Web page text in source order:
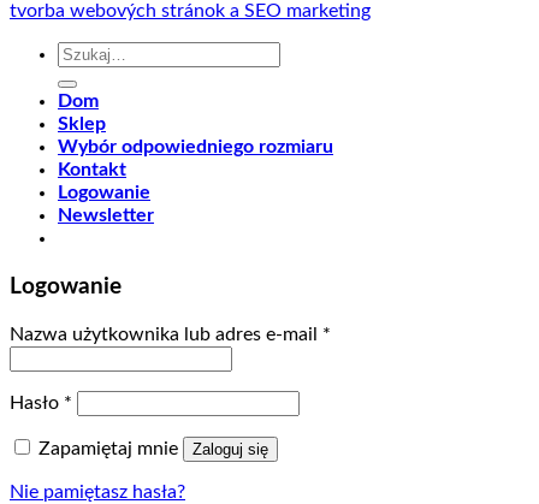
tvorba webových stránok a SEO marketing
Szukaj:
Dom
Sklep
Wybór odpowiedniego rozmiaru
Kontakt
Logowanie
Newsletter
Logowanie
Nazwa użytkownika lub adres e-mail *
Hasło *
Zapamiętaj mnie Zaloguj się
Nie pamiętasz hasła?